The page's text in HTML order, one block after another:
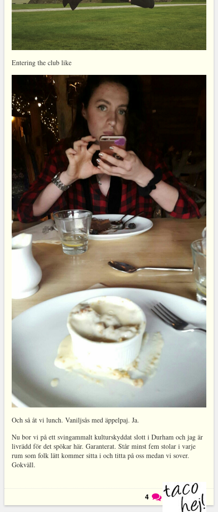
Entering the club like
Och så åt vi lunch. Vaniljsås med äppelpaj. Ja.
Nu bor vi på ett svingammalt kulturskyddat slott i Durham och jag är
livrädd för det spökar här. Garanterat. Står minst fem stolar i varje
rum som folk lätt kommer sitta i och titta på oss medan vi sover.
Gokväll.
4